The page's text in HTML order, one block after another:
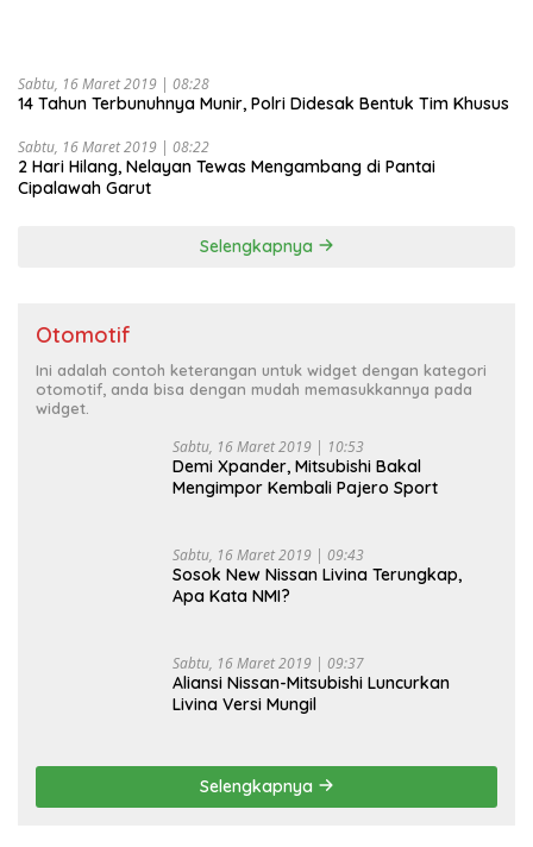
Sabtu, 16 Maret 2019 | 08:28
14 Tahun Terbunuhnya Munir, Polri Didesak Bentuk Tim Khusus
Sabtu, 16 Maret 2019 | 08:22
2 Hari Hilang, Nelayan Tewas Mengambang di Pantai
Cipalawah Garut
Selengkapnya
Otomotif
Ini adalah contoh keterangan untuk widget dengan kategori
otomotif, anda bisa dengan mudah memasukkannya pada
widget.
Sabtu, 16 Maret 2019 | 10:53
Demi Xpander, Mitsubishi Bakal
Mengimpor Kembali Pajero Sport
Sabtu, 16 Maret 2019 | 09:43
Sosok New Nissan Livina Terungkap,
Apa Kata NMI?
Sabtu, 16 Maret 2019 | 09:37
Aliansi Nissan-Mitsubishi Luncurkan
Livina Versi Mungil
Selengkapnya